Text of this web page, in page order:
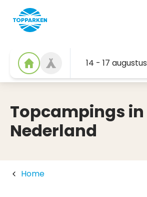
14 - 17 augustus
Topcampings in
Nederland
Home